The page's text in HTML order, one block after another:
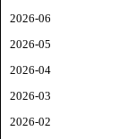
2026-06
2026-05
2026-04
2026-03
2026-02